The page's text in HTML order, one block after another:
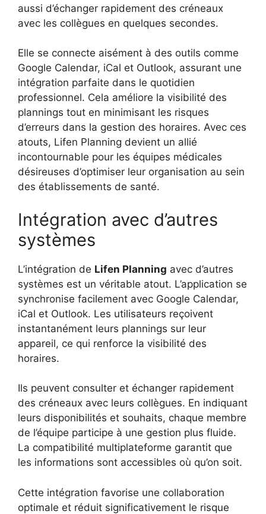
aussi d’échanger rapidement des créneaux
avec les collègues en quelques secondes.
Elle se connecte aisément à des outils comme
Google Calendar, iCal et Outlook, assurant une
intégration parfaite dans le quotidien
professionnel. Cela améliore la visibilité des
plannings tout en minimisant les risques
d’erreurs dans la gestion des horaires. Avec ces
atouts, Lifen Planning devient un allié
incontournable pour les équipes médicales
désireuses d’optimiser leur organisation au sein
des établissements de santé.
Intégration avec d’autres
systèmes
L’intégration de Lifen Planning avec d’autres
systèmes est un véritable atout. L’application se
synchronise facilement avec Google Calendar,
iCal et Outlook. Les utilisateurs reçoivent
instantanément leurs plannings sur leur
appareil, ce qui renforce la visibilité des
horaires.
Ils peuvent consulter et échanger rapidement
des créneaux avec leurs collègues. En indiquant
leurs disponibilités et souhaits, chaque membre
de l’équipe participe à une gestion plus fluide.
La compatibilité multiplateforme garantit que
les informations sont accessibles où qu’on soit.
Cette intégration favorise une collaboration
optimale et réduit significativement le risque